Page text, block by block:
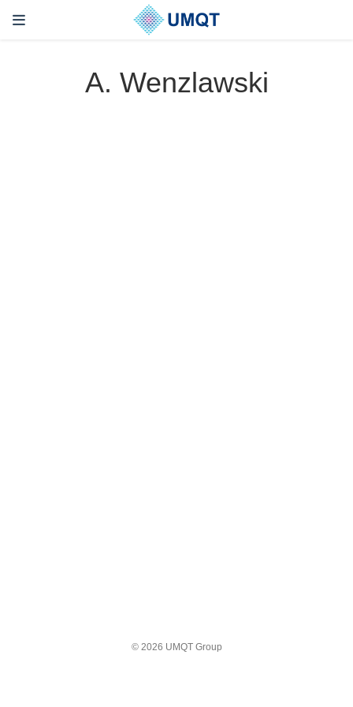
A. Wenzlawski
© 2026 UMQT Group